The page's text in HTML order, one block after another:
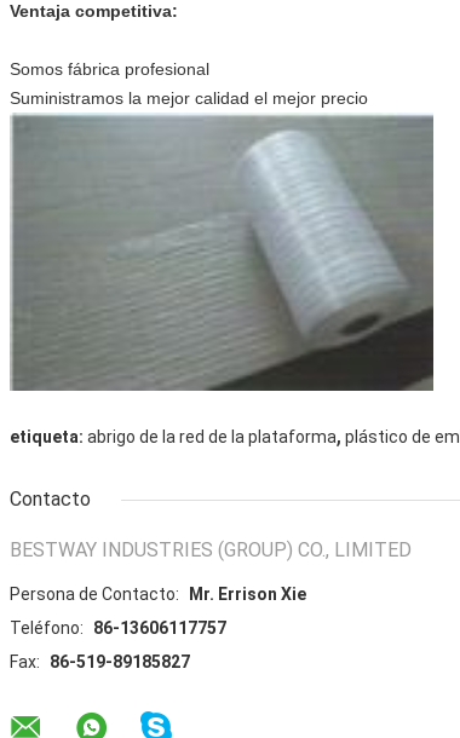
Ventaja competitiva:
Somos fábrica profesional
Suministramos la mejor calidad el mejor precio
etiqueta: abrigo de la red de la plataforma, plástico de
Contacto
BESTWAY INDUSTRIES (GROUP) CO., LIMITED
Persona de Contacto:
Mr. Errison Xie
Teléfono:
86-13606117757
Fax:
86-519-89185827